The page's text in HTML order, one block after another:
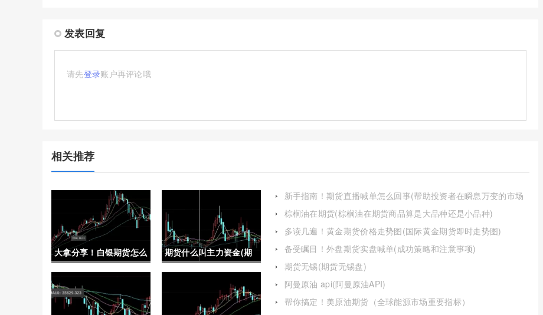
发表回复
请先登录账户再评论哦
相关推荐
大拿分享！白银期货怎么
开户：详细指南与步骤解
析
期货什么叫主力资金(期
货什么叫主力资金流入)
新手指南！期货直播喊单怎么回事(帮助投资者在瞬息万变的市场
中做出快速决策)
棕榈油在期货(棕榈油在期货商品算是大品种还是小品种)
多读几遍！黄金期货价格走势图(国际黄金期货即时走势图)
备受瞩目！外盘期货实盘喊单(成功策略和注意事项)
期货无锡(期货无锡盘)
阿曼原油 api(阿曼原油API)
帮你搞定！美原油期货（全球能源市场重要指标）